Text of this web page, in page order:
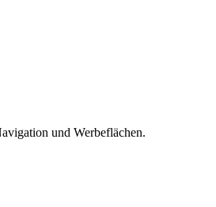
und Werbeflächen.